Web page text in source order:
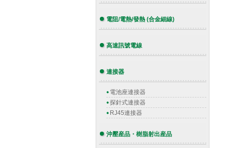
電阻/電熱/發熱 (合金細線)
高速訊號電線
連接器
電池座連接器
探針式連接器
RJ45連接器
沖壓産品・樹脂射出産品